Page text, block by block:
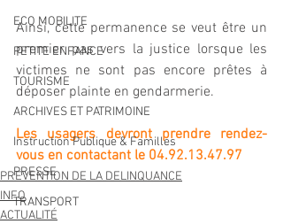
ECO MOBILITE
PETITE ENFANCE
TOURISME
ARCHIVES ET PATRIMOINE
Instruction Publique & Familles
PRESSE
TRANSPORT
Ainsi, cette permanence se veut être un
premier pas vers la justice lorsque les
victimes ne sont pas encore prêtes à
déposer plainte en gendarmerie.
Les usagers devront prendre rendez-
vous en contactant le 04.92.13.47.97
PREVENTION DE LA DELINQUANCE
INFO
ACTUALITÉ